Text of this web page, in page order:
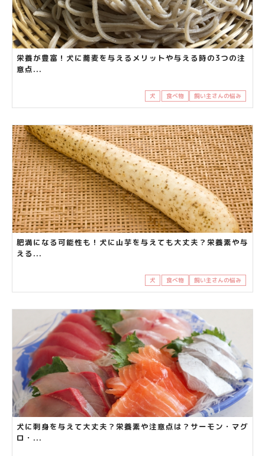
栄養が豊富！犬に蕎麦を与えるメリットや与える時の3つの注
意点...
犬 食べ物 飼い主さんの悩み
肥満になる可能性も！犬に山芋を与えても大丈夫？栄養素や与
える...
犬 食べ物 飼い主さんの悩み
犬に刺身を与えて大丈夫？栄養素や注意点は？サーモン・マグ
ロ・...